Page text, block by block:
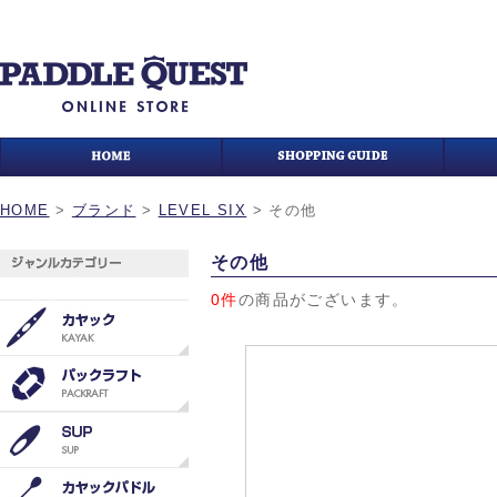
HOME > ブランド > LEVEL SIX > その他
その他
0件の商品がございます。